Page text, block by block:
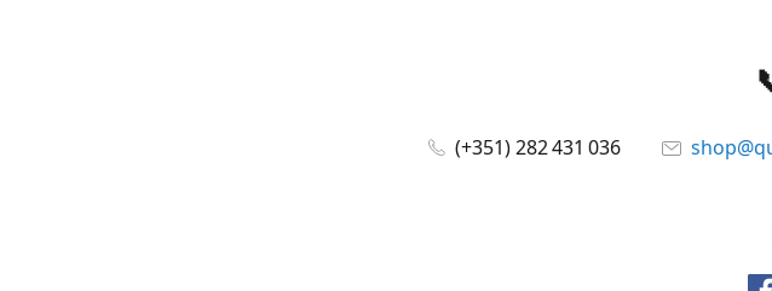
(+351) 282 431 036